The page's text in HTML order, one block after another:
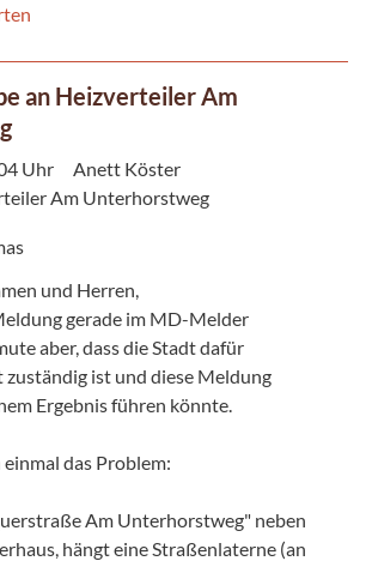
an Heizverteiler Am
Uhr
Anett Köster
Am Unterhorstweg
und Herren,
gerade im MD-Melder
aber, dass die Stadt dafür
ist und diese Meldung
Ergebnis führen könnte.
das Problem:
Am Unterhorstweg" neben
hängt eine Straßenlaterne (an